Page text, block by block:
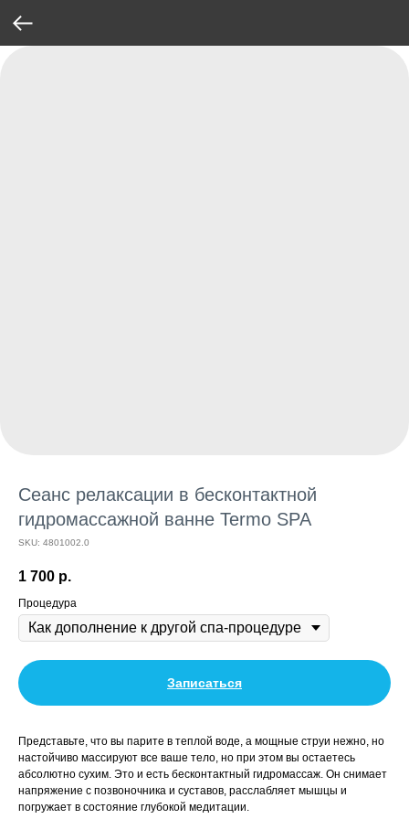
Сеанс релаксации в бесконтактной
гидромассажной ванне Termo SPA
SKU: 4801002.0
1 700 р.
Процедура
Записаться
Представьте, что вы парите в теплой воде, а мощные струи нежно, но
настойчиво массируют все ваше тело, но при этом вы остаетесь
абсолютно сухим. Это и есть бесконтактный гидромассаж. Он снимает
напряжение с позвоночника и суставов, расслабляет мышцы и
погружает в состояние глубокой медитации.